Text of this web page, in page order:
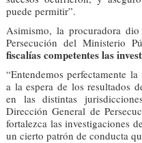
puede permitir”.
Asimismo, la procuradora
Persecución del Ministerio
fiscalías competentes las
“Entendemos perfectamente
a la espera de los resultados
en las distintas
Dirección General de
fortalezca las investigaciones
un cierto patrón de conducta